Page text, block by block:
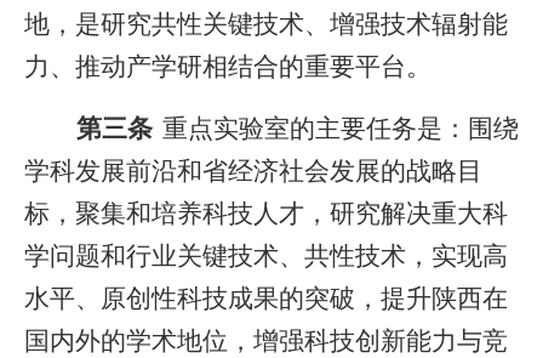
地，是研究共性关键技术、增强技术辐射能
力、推动产学研相结合的重要平台。
第三条 重点实验室的主要任务是：围绕
学科发展前沿和省经济社会发展的战略目
标，聚集和培养科技人才，研究解决重大科
学问题和行业关键技术、共性技术，实现高
水平、原创性科技成果的突破，提升陕西在
国内外的学术地位，增强科技创新能力与竞